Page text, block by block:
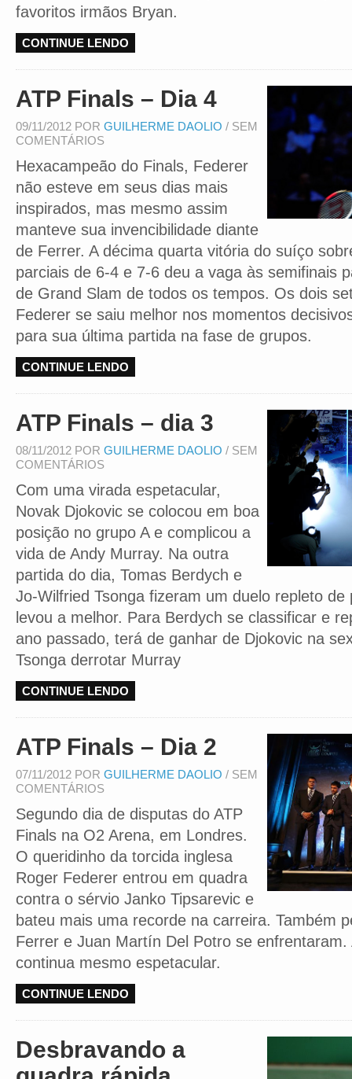
favoritos irmãos Bryan.
CONTINUE LENDO
ATP Finals – Dia 4
09/11/2012 POR GUILHERME DAOLIO / SEM
COMENTÁRIOS
Hexacampeão do Finals, Federer
não esteve em seus dias mais
inspirados, mas mesmo assim
manteve sua invencibilidade diante
de Ferrer. A décima quarta vitória do suíço
parciais de 6-4 e 7-6 deu a vaga às semifinais
de Grand Slam de todos os tempos. Os dois
Federer se saiu melhor nos momentos
para sua última partida na fase de grupos.
CONTINUE LENDO
ATP Finals – dia 3
08/11/2012 POR GUILHERME DAOLIO / SEM
COMENTÁRIOS
Com uma virada espetacular,
Novak Djokovic se colocou em boa
posição no grupo A e complicou a
vida de Andy Murray. Na outra
partida do dia, Tomas Berdych e
Jo-Wilfried Tsonga fizeram um duelo repleto
levou a melhor. Para Berdych se classificar e
ano passado, terá de ganhar de Djokovic na
Tsonga derrotar Murray
CONTINUE LENDO
ATP Finals – Dia 2
07/11/2012 POR GUILHERME DAOLIO / SEM
COMENTÁRIOS
Segundo dia de disputas do ATP
Finals na O2 Arena, em Londres.
O queridinho da torcida inglesa
Roger Federer entrou em quadra
contra o sérvio Janko Tipsarevic e
bateu mais uma recorde na carreira. Também
Ferrer e Juan Martín Del Potro se enfrentaram.
continua mesmo espetacular.
CONTINUE LENDO
Desbravando a